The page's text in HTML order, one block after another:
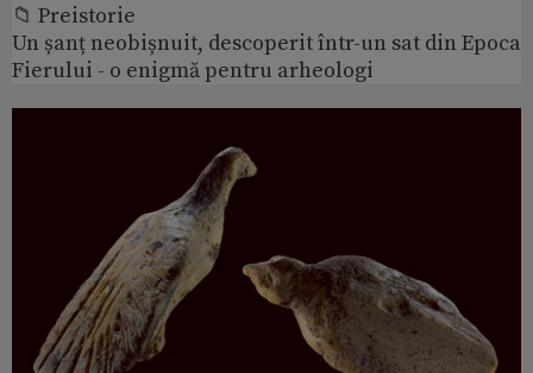
📁 Preistorie
Un șanț neobișnuit, descoperit într-un sat din Epoca
Fierului - o enigmă pentru arheologi